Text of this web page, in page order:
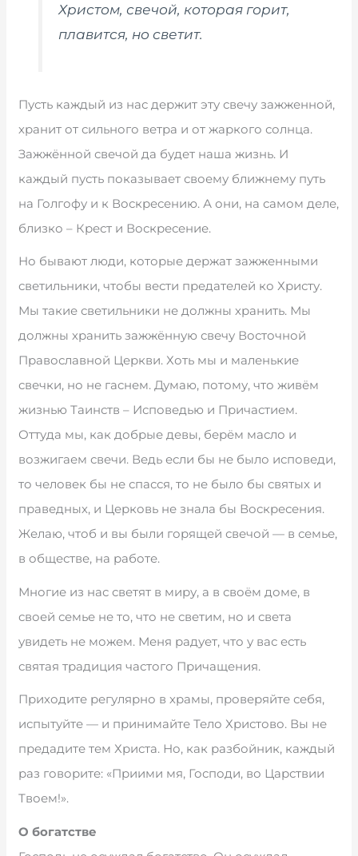
Христом, свечой, которая горит,
плавится, но светит.
Пусть каждый из нас держит эту свечу зажженной,
хранит от сильного ветра и от жаркого солнца.
Зажжённой свечой да будет наша жизнь. И
каждый пусть показывает своему ближнему путь
на Голгофу и к Воскресению. А они, на самом деле,
близко – Крест и Воскресение.
Но бывают люди, которые держат зажженными
светильники, чтобы вести предателей ко Христу.
Мы такие светильники не должны хранить. Мы
должны хранить зажжённую свечу Восточной
Православной Церкви. Хоть мы и маленькие
свечки, но не гаснем. Думаю, потому, что живём
жизнью Таинств – Исповедью и Причастием.
Оттуда мы, как добрые девы, берём масло и
возжигаем свечи. Ведь если бы не было исповеди,
то человек бы не спасся, то не было бы святых и
праведных, и Церковь не знала бы Воскресения.
Желаю, чтоб и вы были горящей свечой — в семье,
в обществе, на работе.
Многие из нас светят в миру, а в своём доме, в
своей семье не то, что не светим, но и света
увидеть не можем. Меня радует, что у вас есть
святая традиция частого Причащения.
Приходите регулярно в храмы, проверяйте себя,
испытуйте — и принимайте Тело Христово. Вы не
предадите тем Христа. Но, как разбойник, каждый
раз говорите: «Приими мя, Господи, во Царствии
Твоем!».
О богатстве